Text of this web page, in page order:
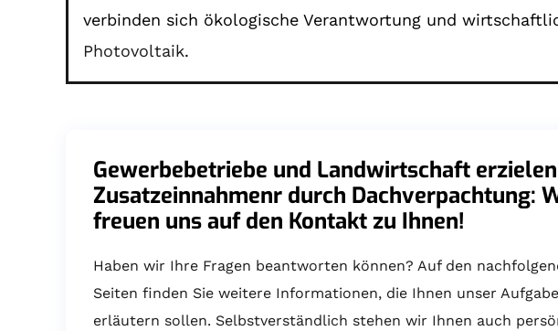
verbinden sich ökologische Verantwortung und
Photovoltaik.
Gewerbebetriebe und Landwirtschaft erzielen
Zusatzeinnahmenr durch Dachverpachtung:
freuen uns auf den Kontakt zu Ihnen!
Haben wir Ihre Fragen beantworten können? Auf den
Seiten finden Sie weitere Informationen, die Ihnen unser
erläutern sollen. Selbstverständlich stehen wir Ihnen auch